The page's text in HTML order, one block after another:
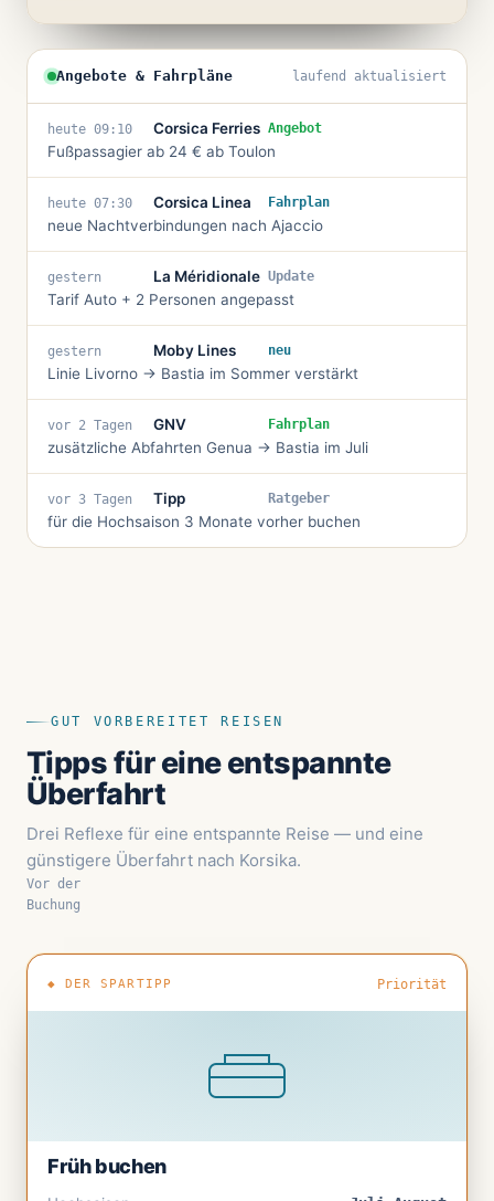
Angebote & Fahrpläne laufend aktualisiert
heute 09:10
Corsica Ferries
Fußpassagier ab 24 € ab Toulon
Angebot
heute 07:30
Corsica Linea
neue Nachtverbindungen nach Ajaccio
Fahrplan
gestern
La Méridionale
Tarif Auto + 2 Personen angepasst
Update
gestern
Moby Lines
Linie Livorno → Bastia im Sommer verstärkt
neu
vor 2 Tagen
GNV
zusätzliche Abfahrten Genua → Bastia im Juli
Fahrplan
vor 3 Tagen
Tipp
für die Hochsaison 3 Monate vorher buchen
Ratgeber
GUT VORBEREITET REISEN
Tipps für eine entspannte
Überfahrt
Drei Reflexe für eine entspannte Reise — und eine
günstigere Überfahrt nach Korsika.
Vor der
Buchung
◆ DER SPARTIPP Priorität
Früh buchen